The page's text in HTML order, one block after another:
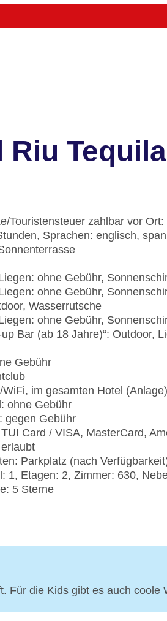
Tequila
Touristensteuer zahlbar vor
Sprachen: englisch,
ohne Gebühr,
ohne Gebühr,
Wasserrutsche
ohne Gebühr,
Bar (ab 18 Jahre)“: Outdoor,
Gebühr
im gesamten Hotel
ohne Gebühr
gegen Gebühr
Card / VISA, MasterCard,
Parkplatz (nach
1, Etagen: 2, Zimmer: 630,
5 Sterne
die Kids gibt es auch coole